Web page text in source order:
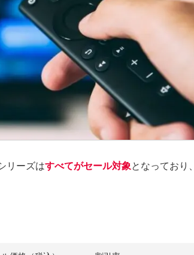
リーズはすべてがセール対象となっており、